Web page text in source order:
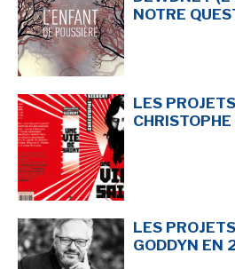
Publicités - Données
NOTRE
LES
LES
GODDYN EN